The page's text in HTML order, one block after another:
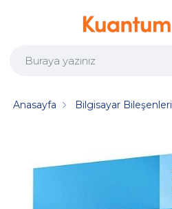
Anasayfa Bilgisayar Bileşenleri